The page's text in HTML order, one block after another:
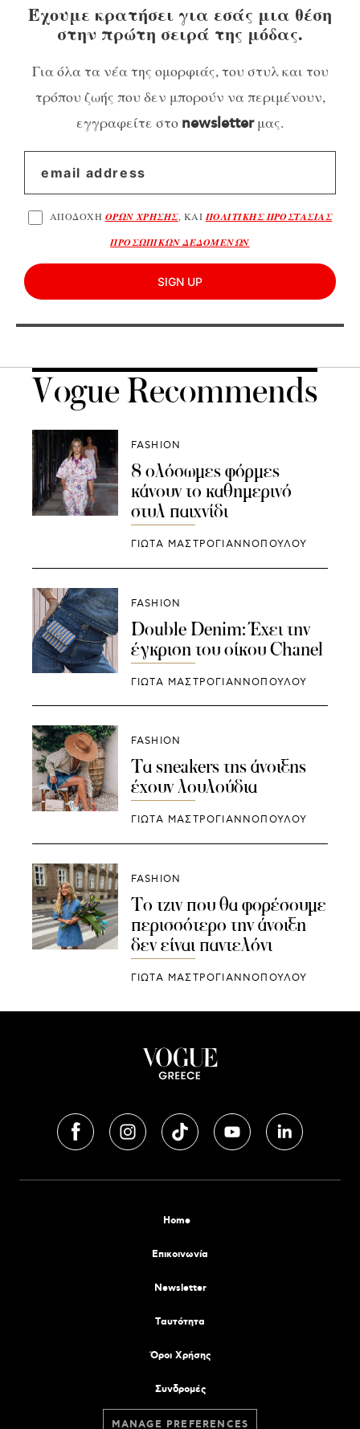
Έχουμε κρατήσει για εσάς μια θέση
στην πρώτη σειρά της μόδας.
Για όλα τα νέα της ομορφιάς, του στυλ και του
τρόπου ζωής που δεν μπορούν να περιμένουν,
εγγραφείτε στο newsletterμας.
ΑΠΟΔΟΧΗ ΟΡΩΝ ΧΡΗΣΗΣ, ΚΑΙ ΠΟΛΙΤΙΚΗΣ ΠΡΟΣΤΑΣΙΑΣ
ΠΡΟΣΩΠΙΚΩΝ ΔΕΔΟΜΕΝΩΝ
SIGN UP
Vogue Recommends
FASHION
8 ολόσωμες φόρμες
κάνουν το καθημερινό
στυλ παιχνίδι
ΓΙΩΤΑ ΜΑΣΤΡΟΓΙΑΝΝΟΠΟΥΛΟΥ
FASHION
Double Denim: Έχει την
έγκριση του οίκου Chanel
ΓΙΩΤΑ ΜΑΣΤΡΟΓΙΑΝΝΟΠΟΥΛΟΥ
FASHION
Τα sneakers της άνοιξης
έχουν λουλούδια
ΓΙΩΤΑ ΜΑΣΤΡΟΓΙΑΝΝΟΠΟΥΛΟΥ
FASHION
Το τζιν που θα φορέσουμε
περισσότερο την άνοιξη
δεν είναι παντελόνι
ΓΙΩΤΑ ΜΑΣΤΡΟΓΙΑΝΝΟΠΟΥΛΟΥ
Home
Επικοινωνία
Newsletter
Tαυτότητα
Όροι Χρήσης
Συνδρομές
MANAGE PREFERENCES